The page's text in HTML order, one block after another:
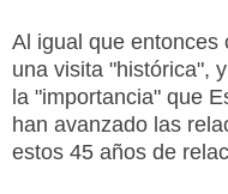
Al igual que entonces
una visita "histórica",
la "importancia" que
han avanzado las
estos 45 años de